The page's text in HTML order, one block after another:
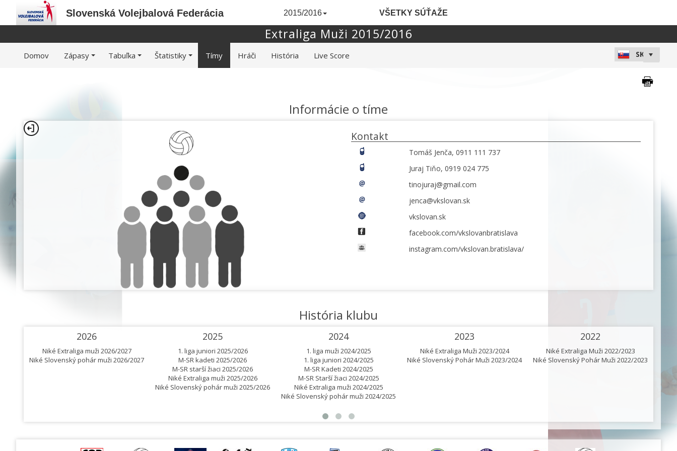
Slovenská Volejbalová Federácia 2015/2016 VŠETKY SÚŤAŽE
Extraliga Muži 2015/2016
Domov Zápasy Tabuľka Štatistiky Tímy Hráči História Live Score
Informácie o tíme
Kontakt
Tomáš Jenča, 0911 111 737
Juraj Tiňo, 0919 024 775
tinojuraj@gmail.com
jenca@vkslovan.sk
vkslovan.sk
facebook.com/vkslovanbratislava
instagram.com/vkslovan.bratislava/
História klubu
2026
Niké Extraliga muži 2026/2027
Niké Slovenský pohár muži 2026/2027
2025
1. liga juniori 2025/2026
M-SR kadeti 2025/2026
M-SR starší žiaci 2025/2026
Niké Extraliga muži 2025/2026
Niké Slovenský pohár muži 2025/2026
2024
1. liga muži 2024/2025
1. liga juniori 2024/2025
M-SR Kadeti 2024/2025
M-SR Starší žiaci 2024/2025
Niké Extraliga muži 2024/2025
Niké Slovenský pohár muži 2024/2025
2023
Niké Extraliga Muži 2023/2024
Niké Slovenský Pohár Muži 2023/2024
2022
Niké Extraliga Muži 2022/2023
Niké Slovenský Pohár Muži 2022/2023